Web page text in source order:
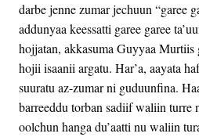
darbe jenne zumar jechuun “garee
addunyaa keessatti garee garee
hojjatan, akkasuma Guyyaa Murtiis
hojii isaanii argatu. Har’a, aayata
suuratu az-zumar ni guduunfina.
barreeddu torban sadiif waliin
oolchun hanga du’aatti nu waliin